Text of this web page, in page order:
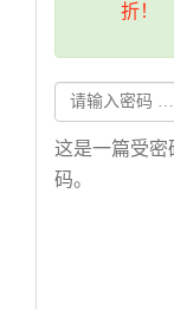
折！
这是一篇受密
码。